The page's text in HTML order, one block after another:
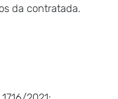
da contratada.